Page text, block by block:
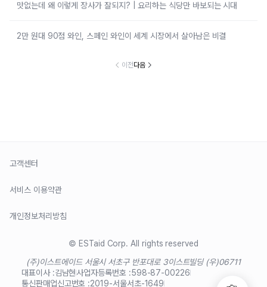
맛없는데 왜 이렇게 장사가 잘되지? | 요리하는 식당만 바보되는 시대
2만 원대 90점 와인, 스페인 와인이 세계 시장에서 살아남은 비결
이전다음
고객센터
서비스 이용약관
개인정보처리방침
© ESTaid Corp. All rights reserved
(주)이스트에이드 서울시 서초구 반포대로 3이스트빌딩 (우)06711
대표이사 :김남현사업자등록번호 :598-87-00226
통신판매업신고번호 :2019-서울서초-1649